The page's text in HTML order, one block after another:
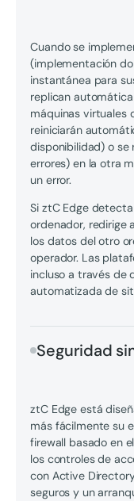
Cuando se
(implementación
instantánea para
replican
máquinas virtuales
reiniciarán
disponibilidad) o se
errores) en la otra
un error.
Si ztC Edge
ordenador, redirige
los datos del otro
operador. Las
incluso a través de
automatizada de
Seguridad
ztC Edge está
más fácilmente su
firewall basado en
los controles de
con Active
seguros y un